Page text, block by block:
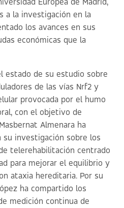
Europea de Madrid,
a la investigación en la
los avances en sus
económicas que la
estado de su estudio sobre
de las vías Nrf2 y
provocada por el humo
con el objetivo de
Almenara ha
su investigación sobre los
telerehabilitación centrado
para mejorar el equilibrio y
ataxia hereditaria. Por su
ha compartido los
medición continua de